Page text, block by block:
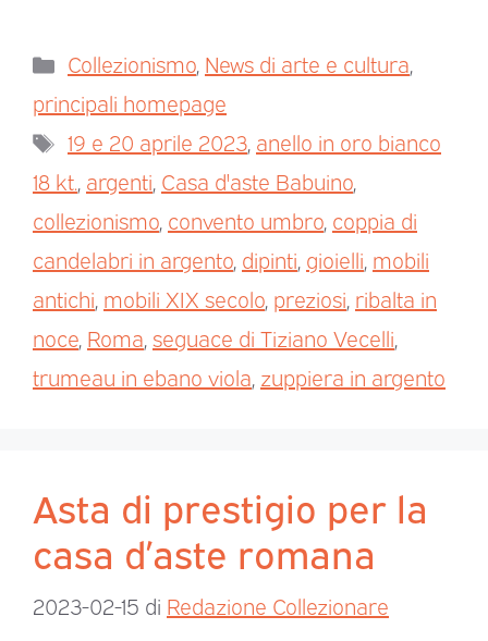
Collezionismo, News di arte e cultura,
principali homepage
19 e 20 aprile 2023, anello in oro bianco
18 kt., argenti, Casa d'aste Babuino,
collezionismo, convento umbro, coppia di
candelabri in argento, dipinti, gioielli, mobili
antichi, mobili XIX secolo, preziosi, ribalta in
noce, Roma,seguace di Tiziano Vecelli,
trumeau in ebano viola, zuppiera in argento
Asta di prestigio per la
casa d’aste romana
2023-02-15 di Redazione Collezionare